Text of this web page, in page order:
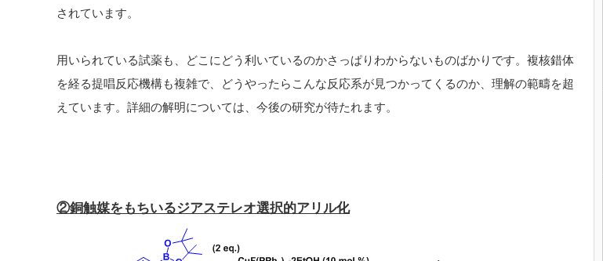
されています。
用いられている試薬も、どこにどう利いているのかさっぱりわからないものばかりです。複核錯体
を経る提唱反応機構も複雑で、どうやったらこんな反応系が見つかってくるのか、理解の範疇を超
えています。詳細の解明については、今後の研究が待たれます。
②銅触媒をもちいるジアステレオ選択的アリル化